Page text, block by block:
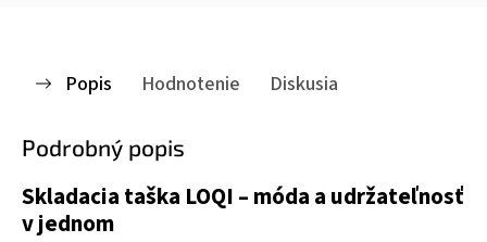
Popis Hodnotenie Diskusia
Podrobný popis
Skladacia taška LOQI – móda a udržateľnosť
v jednom